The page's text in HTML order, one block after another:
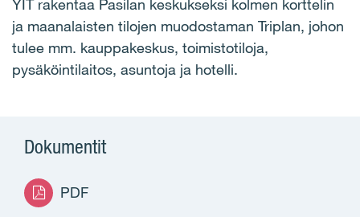
YIT rakentaa Pasilan keskukseksi kolmen korttelin
ja maanalaisten tilojen muodostaman Triplan, johon
tulee mm. kauppakeskus, toimistotiloja,
pysäköintilaitos, asuntoja ja hotelli.
Dokumentit
PDF